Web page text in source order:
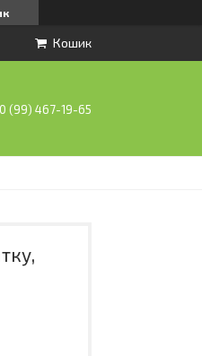
Кошик
(99) 467-19-65